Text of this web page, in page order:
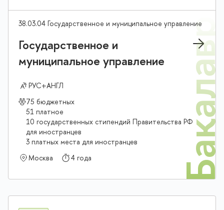
38.03.04 Государственное и муниципальное управление
Государственное и
муниципальное управление
РУС+АНГЛ
75 бюджетных
51 платное
10 государственных стипендий Правительства РФ
для иностранцев
3 платных места для иностранцев
Москва
4 года